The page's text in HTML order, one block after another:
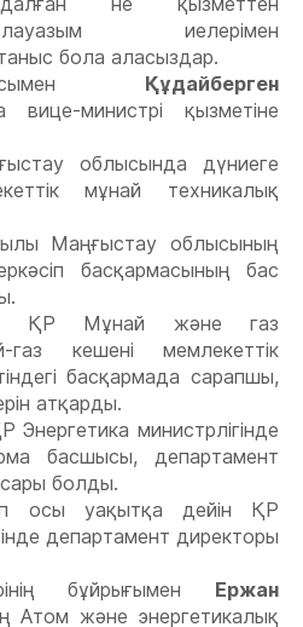
иелерімен
бола аласыздар.
Құдайберген
вице-министрі қызметіне
облысында дүниеге
мұнай техникалық
Маңғыстау облысының
басқармасының бас
ҚР Мұнай және газ
газ кешені мемлекеттік
басқармада сарапшы,
атқарды.
министрлігінде
басшысы, департамент
болды.
осы уақытқа дейін ҚР
департамент директоры
бұйрығымен Ержан
Атом және энергетикалық